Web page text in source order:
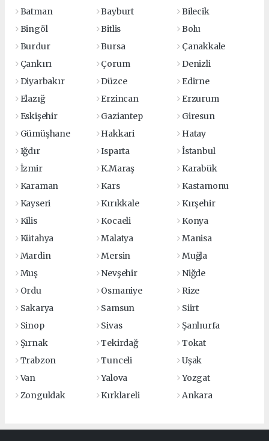
Batman
Bayburt
Bilecik
Bingöl
Bitlis
Bolu
Burdur
Bursa
Çanakkale
Çankırı
Çorum
Denizli
Diyarbakır
Düzce
Edirne
Elazığ
Erzincan
Erzurum
Eskişehir
Gaziantep
Giresun
Gümüşhane
Hakkari
Hatay
Iğdır
Isparta
İstanbul
İzmir
K.Maraş
Karabük
Karaman
Kars
Kastamonu
Kayseri
Kırıkkale
Kırşehir
Kilis
Kocaeli
Konya
Kütahya
Malatya
Manisa
Mardin
Mersin
Muğla
Muş
Nevşehir
Niğde
Ordu
Osmaniye
Rize
Sakarya
Samsun
Siirt
Sinop
Sivas
Şanlıurfa
Şırnak
Tekirdağ
Tokat
Trabzon
Tunceli
Uşak
Van
Yalova
Yozgat
Zonguldak
Kırklareli Ankara